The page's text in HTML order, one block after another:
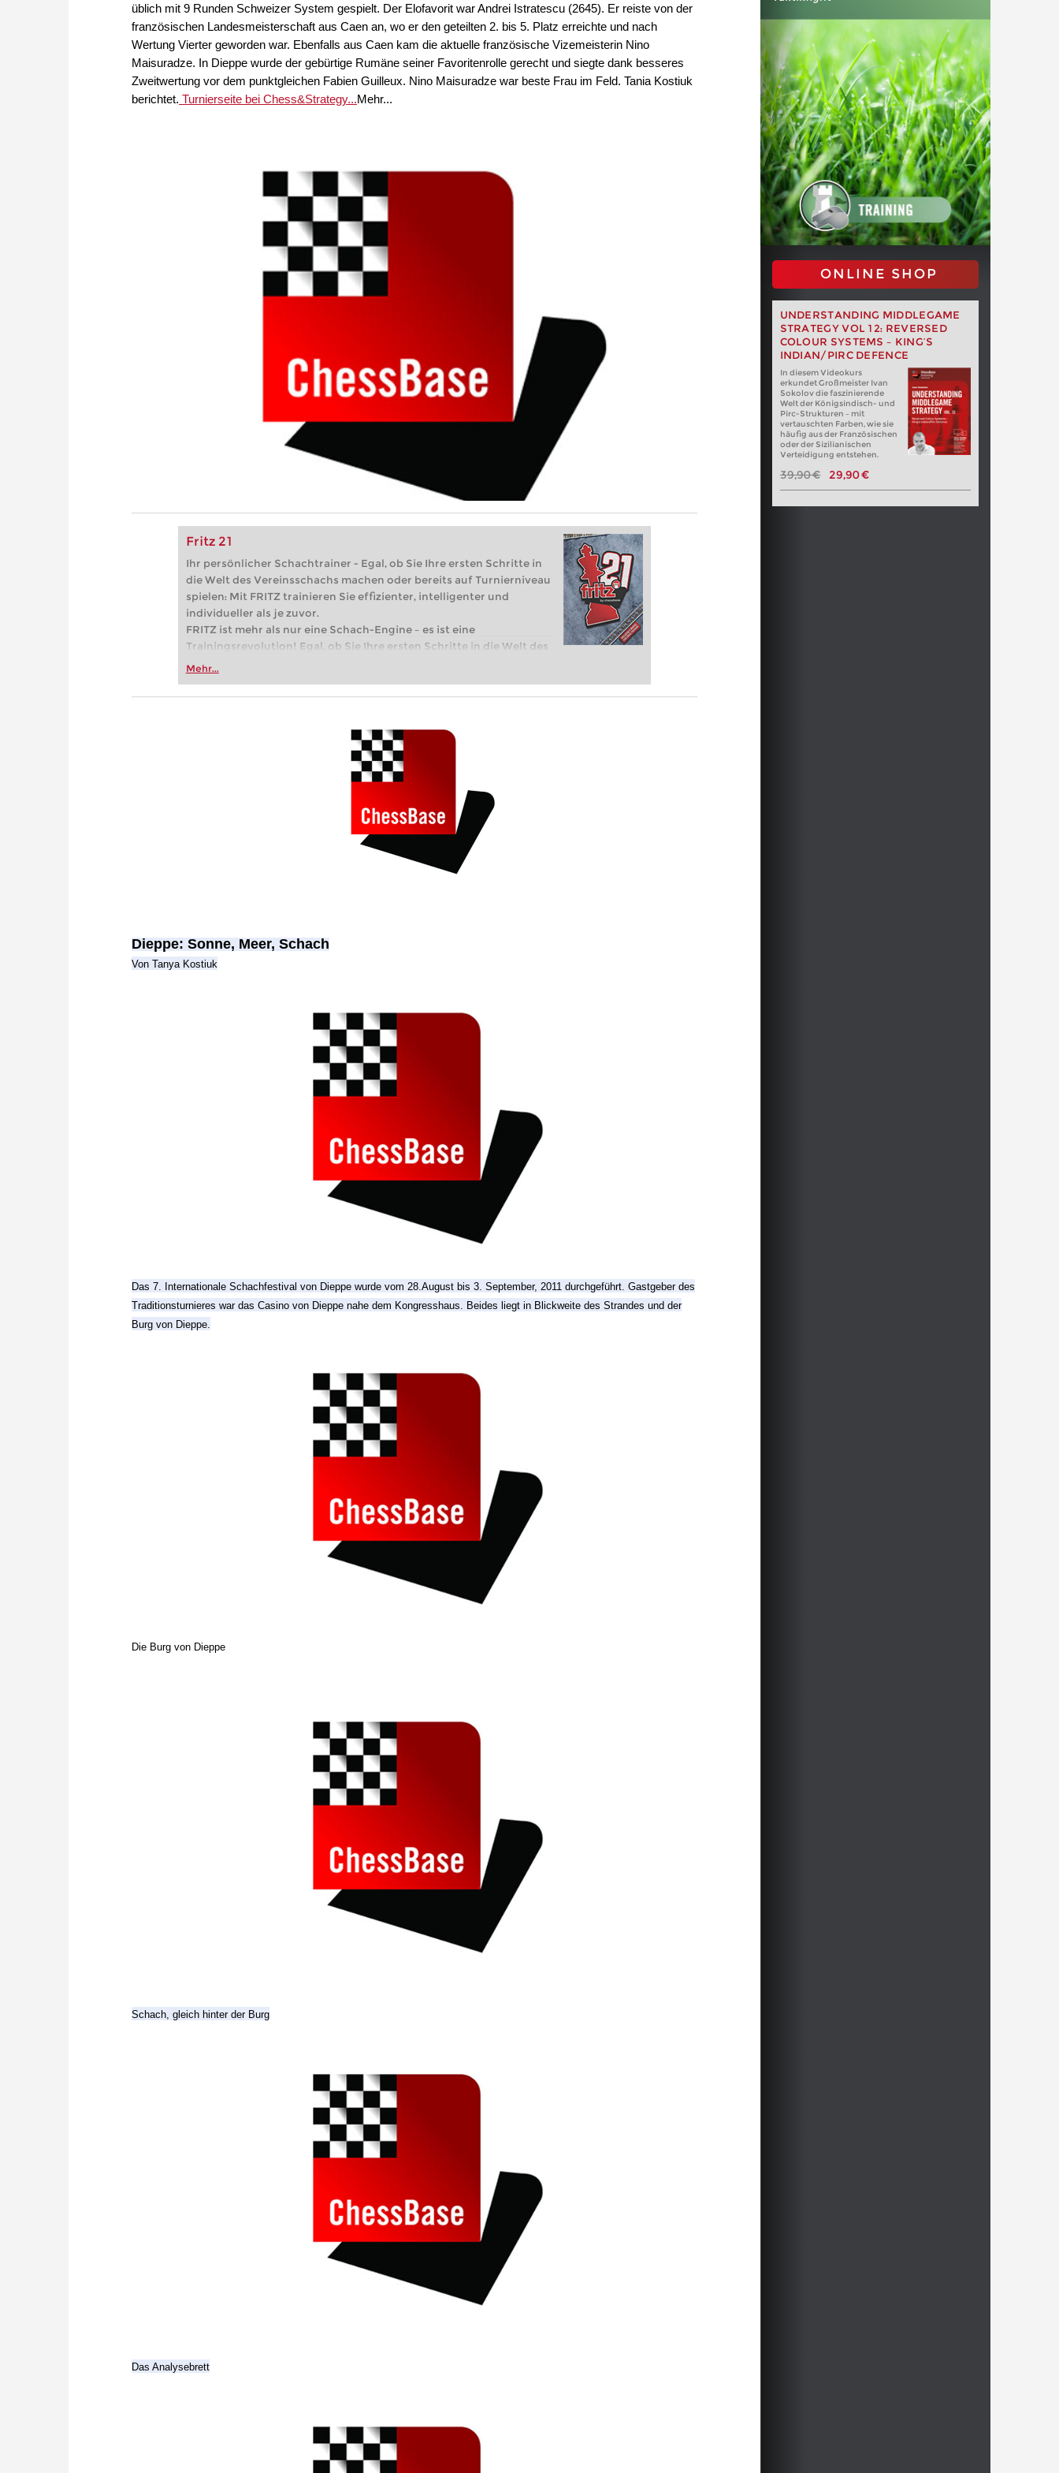
üblich mit 9 Runden Schweizer System gespielt. Der Elofavorit war Andrei Istratescu (2645). Er reiste von der
französischen Landesmeisterschaft aus Caen an, wo er den geteilten 2. bis 5. Platz erreichte und nach
Wertung Vierter geworden war. Ebenfalls aus Caen kam die aktuelle französische Vizemeisterin Nino
Maisuradze. In Dieppe wurde der gebürtige Rumäne seiner Favoritenrolle gerecht und siegte dank besseres
Zweitwertung vor dem punktgleichen Fabien Guilleux. Nino Maisuradze war beste Frau im Feld. Tania Kostiuk
berichtet. Turnierseite bei Chess&Strategy...Mehr...
Fritz 21
Ihr persönlicher Schachtrainer - Egal, ob Sie Ihre ersten Schritte in
die Welt des Vereinsschachs machen oder bereits auf Turnierniveau
spielen: Mit FRITZ trainieren Sie effizienter, intelligenter und
individueller als je zuvor.
FRITZ ist mehr als nur eine Schach-Engine – es ist eine
Trainingsrevolution! Egal, ob Sie Ihre ersten Schritte in die Welt des
Vereinsschachs machen oder bereits auf Turnierniveau spielen: Mit
zuvor.
Mehr...
ONLINE SHOP
UNDERSTANDING MIDDLEGAME
STRATEGY VOL 12: REVERSED
COLOUR SYSTEMS – KING’S
INDIAN/PIRC DEFENCE
In diesem Videokurs
erkundet Großmeister Ivan
Sokolov die faszinierende
Welt der Königsindisch- und
Pirc-Strukturen – mit
vertauschten Farben, wie sie
häufig aus der Französischen
oder der Sizilianischen
Verteidigung entstehen.
39,90 € 29,90 €
Dieppe: Sonne, Meer, Schach
Von Tanya Kostiuk
Das 7. Internationale Schachfestival von Dieppe wurde vom 28.August bis 3. September, 2011 durchgeführt. Gastgeber des
Traditionsturnieres war das Casino von Dieppe nahe dem Kongresshaus. Beides liegt in Blickweite des Strandes und der
Burg von Dieppe.
Die Burg von Dieppe
Schach, gleich hinter der Burg
Das Analysebrett